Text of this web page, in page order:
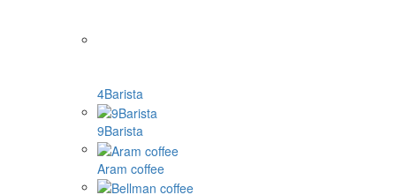
4Barista
9Barista
Aram coffee